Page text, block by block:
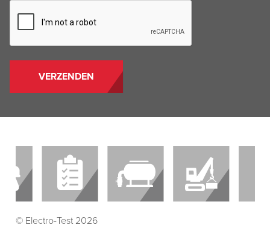
© Electro-Test 2026